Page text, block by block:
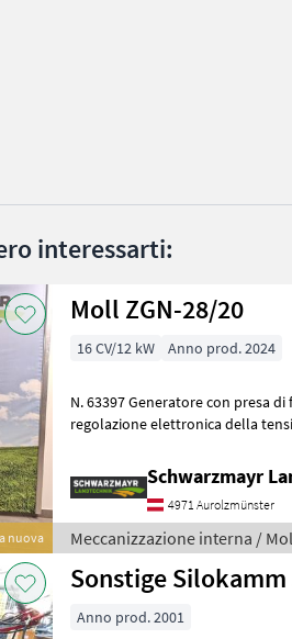
interessarti:
nuova
Moll ZGN-28/20
16 CV/12 kW Anno prod. 2024
N. 63397 Generatore con presa di forza - con attacco a 3 punti - con
regolazione elettronica della
Schwarzmayr
4971 Aurolzmünster
Meccanizzazione interna /
Sonstige Silokamm
Anno prod. 2001